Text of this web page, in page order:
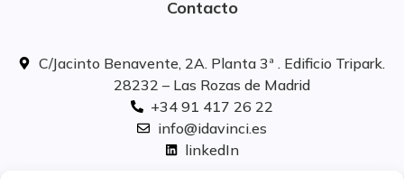
Contacto
C/Jacinto Benavente, 2A. Planta 3ª . Edificio Tripark.
28232 – Las Rozas de Madrid
+34 91 417 26 22
info@idavinci.es
linkedIn